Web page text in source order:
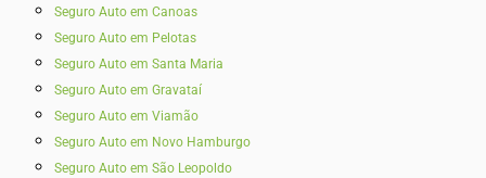
Seguro Auto em Canoas
Seguro Auto em Pelotas
Seguro Auto em Santa Maria
Seguro Auto em Gravataí
Seguro Auto em Viamão
Seguro Auto em Novo Hamburgo
Seguro Auto em São Leopoldo